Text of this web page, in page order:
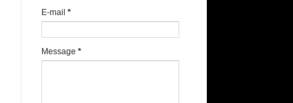
E-mail *
Message *